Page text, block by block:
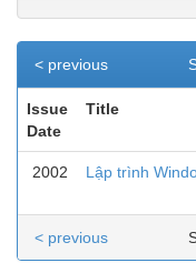
< previous
Issue
Date
Title
2002 Lập trình
< previous